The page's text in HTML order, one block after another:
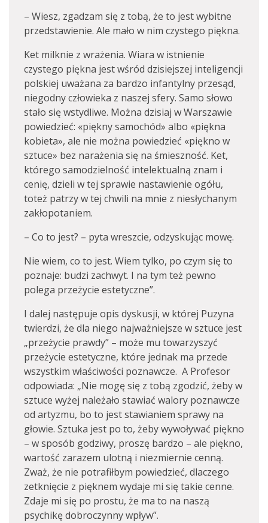
– Wiesz, zgadzam się z tobą, że to jest wybitne
przedstawienie. Ale mało w nim czystego piękna.
Ket milknie z wrażenia. Wiara w istnienie
czystego piękna jest wśród dzisiejszej inteligencji
polskiej uważana za bardzo infantylny przesąd,
niegodny człowieka z naszej sfery. Samo słowo
stało się wstydliwe. Można dzisiaj w Warszawie
powiedzieć: «piękny samochód» albo «piękna
kobieta», ale nie można powiedzieć «piękno w
sztuce» bez narażenia się na śmieszność. Ket,
którego samodzielność intelektualną znam i
cenię, dzieli w tej sprawie nastawienie ogółu,
toteż patrzy w tej chwili na mnie z niesłychanym
zakłopotaniem.
– Co to jest? – pyta wreszcie, odzyskując mowę.
Nie wiem, co to jest. Wiem tylko, po czym się to
poznaje: budzi zachwyt. I na tym też pewno
polega przeżycie estetyczne”.
I dalej następuje opis dyskusji, w której Puzyna
twierdzi, że dla niego najważniejsze w sztuce jest
„przeżycie prawdy” – może mu towarzyszyć
przeżycie estetyczne, które jednak ma przede
wszystkim właściwości poznawcze. A Profesor
odpowiada: „Nie mogę się z tobą zgodzić, żeby w
sztuce wyżej należało stawiać walory poznawcze
od artyzmu, bo to jest stawianiem sprawy na
głowie. Sztuka jest po to, żeby wywoływać piękno
– w sposób godziwy, proszę bardzo – ale piękno,
wartość zarazem ulotną i niezmiernie cenną.
Zważ, że nie potrafiłbym powiedzieć, dlaczego
zetknięcie z pięknem wydaje mi się takie cenne.
Zdaje mi się po prostu, że ma to na naszą
psychikę dobroczynny wpływ”.